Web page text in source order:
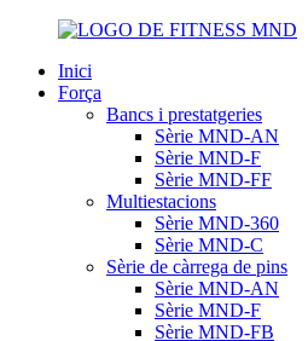
Inici
Força
Bancs i prestatgeries
Sèrie MND-AN
Sèrie MND-F
Sèrie MND-FF
Multiestacions
Sèrie MND-360
Sèrie MND-C
Sèrie de càrrega de pins
Sèrie MND-AN
Sèrie MND-F
Sèrie MND-FB